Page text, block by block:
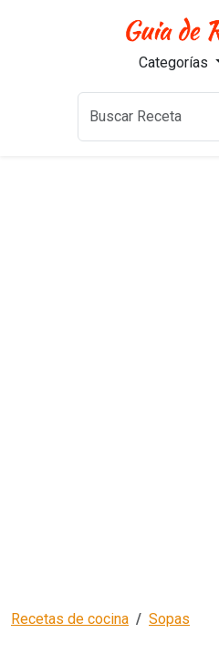
Categorías
Recetas de cocina Sopas